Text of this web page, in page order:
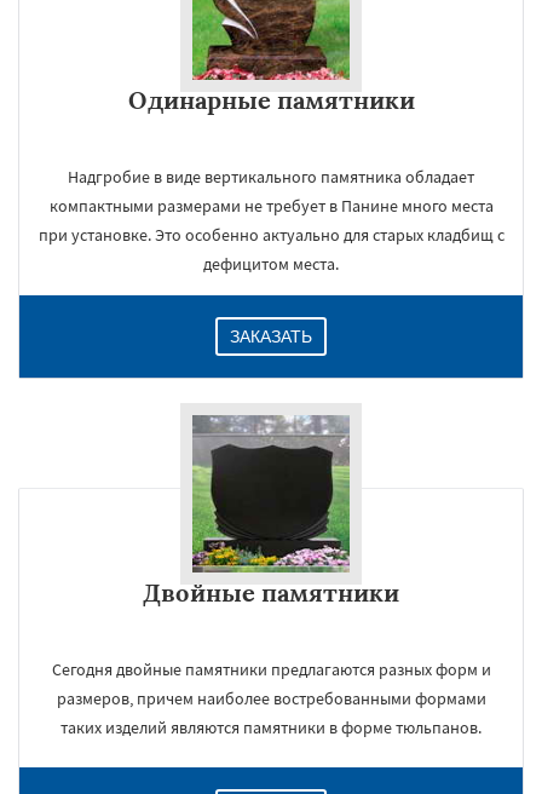
Одинарные памятники
Надгробие в виде вертикального памятника обладает
компактными размерами не требует в Панине много места
при установке. Это особенно актуально для старых кладбищ с
дефицитом места.
ЗАКАЗАТЬ
Двойные памятники
Сегодня двойные памятники предлагаются разных форм и
размеров, причем наиболее востребованными формами
таких изделий являются памятники в форме тюльпанов.